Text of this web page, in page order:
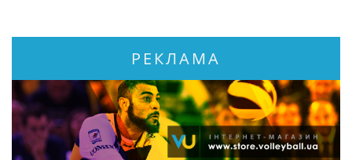
РЕКЛАМА